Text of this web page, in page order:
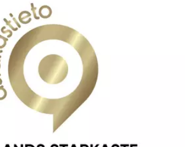
och
som vi visar bredvid din recension.
här
Paketbox
Hemleverans